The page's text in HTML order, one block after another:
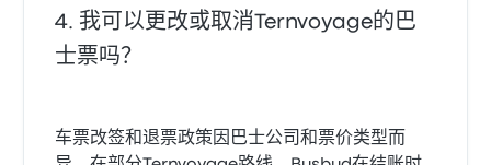
我可以更改或取消Ternvoyage的巴
士票吗？
车票改签和退票政策因巴士公司和票价类型而